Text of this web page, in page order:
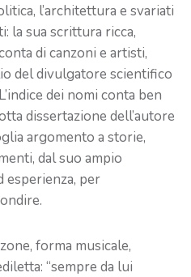
l’architettura e svariati
la sua scrittura ricca,
di canzoni e artisti,
del divulgatore scientifico
dei nomi conta ben
dissertazione dell’autore
argomento a storie,
dal suo ampio
esperienza, per
forma musicale,
“sempre da lui